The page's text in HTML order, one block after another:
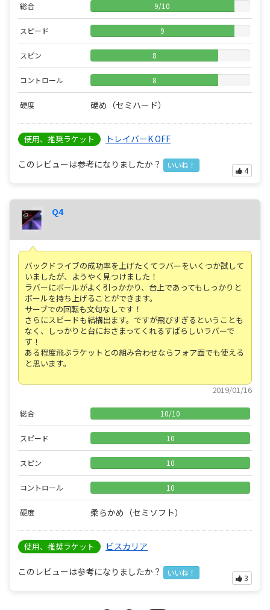
総合 9/10
スピード 9
スピン 8
コントロール 8
硬度 硬め（セミハード）
使用、推奨ラケット トレイバーK OFF
このレビューは参考になりましたか？ いいね！
4
Q4
バックドライブの成功率を上げたくてラバーをいくつか試して
いましたが、ようやく見つけました！
ラバーにボールがよく引っかかり、台上であってもしっかりと
ボールを持ち上げることができます。
サーブでの回転も文句なしです！
さらにスピードも結構出ます。ですが飛びすぎるということも
なく、しっかりと台におさまってくれるすばらしいラバーで
す！
ある程度飛ぶラケットとの組み合わせならフォア面でも使える
と思います。
2019/01/16
総合 10/10
スピード 10
スピン 10
コントロール 10
硬度 柔らかめ（セミソフト）
使用、推奨ラケット ビスカリア
このレビューは参考になりましたか？ いいね！
3